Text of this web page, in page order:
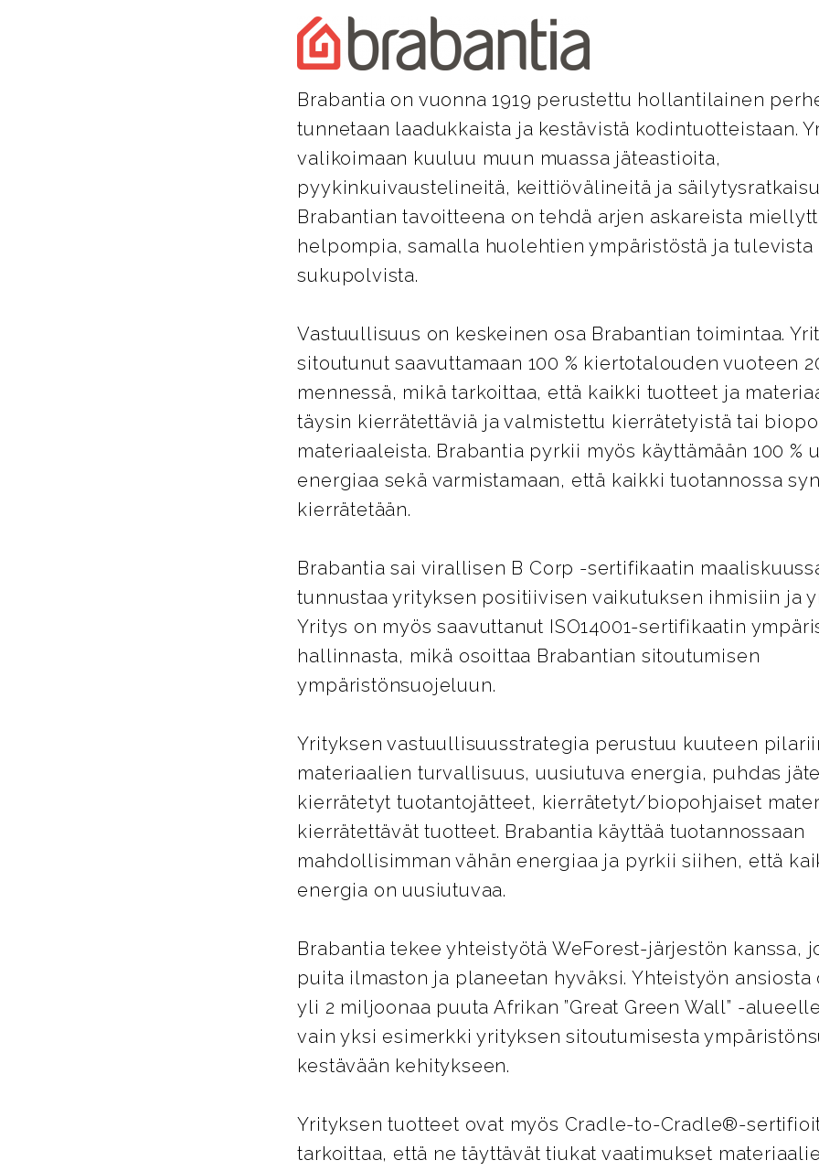
Brabantia on vuonna 1919 perustettu hollantilainen
tunnetaan laadukkaista ja kestävistä kodintuotteistaan.
valikoimaan kuuluu muun muassa jäteastioita,
pyykinkuivaustelineitä, keittiövälineitä ja
Brabantian tavoitteena on tehdä arjen askareista
helpompia, samalla huolehtien ympäristöstä ja tulevista
sukupolvista.
Vastuullisuus on keskeinen osa Brabantian toimintaa.
sitoutunut saavuttamaan 100 % kiertotalouden vuoteen
mennessä, mikä tarkoittaa, että kaikki tuotteet ja
täysin kierrätettäviä ja valmistettu kierrätetyistä tai
materiaaleista. Brabantia pyrkii myös käyttämään 100 %
energiaa sekä varmistamaan, että kaikki tuotannossa
kierrätetään.
Brabantia sai virallisen B Corp -sertifikaatin
tunnustaa yrityksen positiivisen vaikutuksen ihmisiin ja
Yritys on myös saavuttanut ISO14001-sertifikaatin
hallinnasta, mikä osoittaa Brabantian sitoutumisen
ympäristönsuojeluun.
Yrityksen vastuullisuusstrategia perustuu kuuteen
materiaalien turvallisuus, uusiutuva energia, puhdas
kierrätetyt tuotantojätteet, kierrätetyt/biopohjaiset
kierrätettävät tuotteet. Brabantia käyttää tuotannossaan
mahdollisimman vähän energiaa ja pyrkii siihen, että
energia on uusiutuvaa.
Brabantia tekee yhteistyötä WeForest-järjestön kanssa,
puita ilmaston ja planeetan hyväksi. Yhteistyön ansiosta
yli 2 miljoonaa puuta Afrikan ”Great Green Wall” -
vain yksi esimerkki yrityksen sitoutumisesta
kestävään kehitykseen.
Yrityksen tuotteet ovat myös Cradle-to-Cradle®-
tarkoittaa, että ne täyttävät tiukat vaatimukset